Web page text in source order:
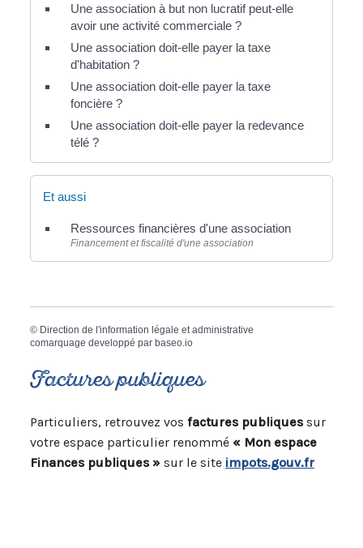
Une association à but non lucratif peut-elle
avoir une activité commerciale ?
Une association doit-elle payer la taxe
d'habitation ?
Une association doit-elle payer la taxe
foncière ?
Une association doit-elle payer la redevance
télé ?
Et aussi
Ressources financières d'une association
Financement et fiscalité d'une association
© Direction de l'information légale et administrative
comarquage developpé par baseo.io
Factures publiques
Particuliers, retrouvez vos factures publiquessur
votre espace particulier renommé « Mon espace
Finances publiques »sur le site impots.gouv.fr